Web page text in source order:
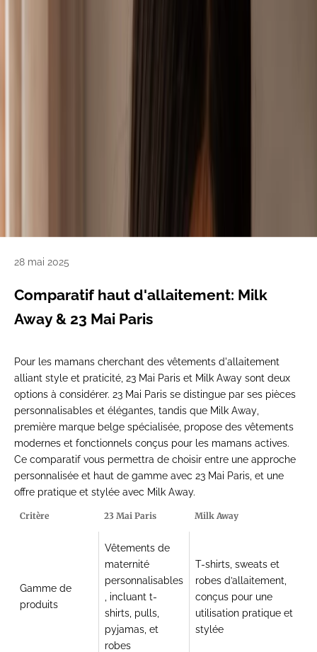
28 mai 2025
Comparatif haut d'allaitement: Milk
Away & 23 Mai Paris
Pour les mamans cherchant des vêtements d'allaitement
alliant style et praticité, 23 Mai Paris et Milk Away sont deux
options à considérer. 23 Mai Paris se distingue par ses pièces
personnalisables et élégantes, tandis que Milk Away
première marque belge spécialisée, propose des vêtements
modernes et fonctionnels conçus pour les mamans actives.
Ce comparatif vous permettra de choisir entre une approche
personnalisée et haut de gamme avec 23 Mai Paris, et une
offre pratique et stylée avec Milk Away.
Critère 23 Mai Paris Milk Away
Gamme de
produits
Vêtements de
maternité
personnalisables
, incluant t-
shirts pulls
pyjamas , et
robes
T-shirts, sweats et
robes d’allaitement,
conçus pour une
utilisation pratique et
stylée